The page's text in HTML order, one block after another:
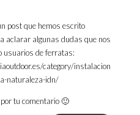
post que hemos escrito
aclarar algunas dudas que nos
usuarios de ferratas:
category/instalacion
naturaleza-idn/
tu comentario 🙂